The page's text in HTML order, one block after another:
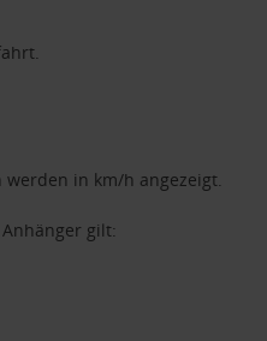
in km/h angezeigt.
gilt: